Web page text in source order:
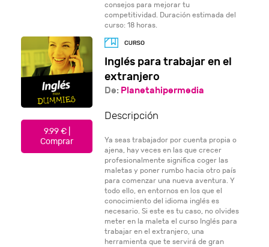
consejos para mejorar tu
competitividad. Duración estimada del
curso: 18 horas.
9.99 € |
Comprar
Inglés para trabajar en el
extranjero
De: Planetahipermedia
Descripción
Ya seas trabajador por cuenta propia o
ajena, hay veces en las que crecer
profesionalmente significa coger las
maletas y poner rumbo hacia otro país
para comenzar una nueva aventura. Y
todo ello, en entornos en los que el
conocimiento del idioma inglés es
necesario. Si este es tu caso, no olvides
meter en la maleta el curso Inglés para
trabajar en el extranjero, una
herramienta que te servirá de gran